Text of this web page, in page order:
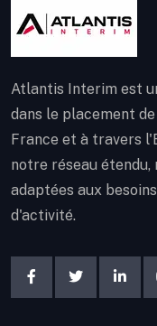
Atlantis Interim est
dans le placement
France et à travers
notre réseau étendu,
adaptées aux
d'activité.